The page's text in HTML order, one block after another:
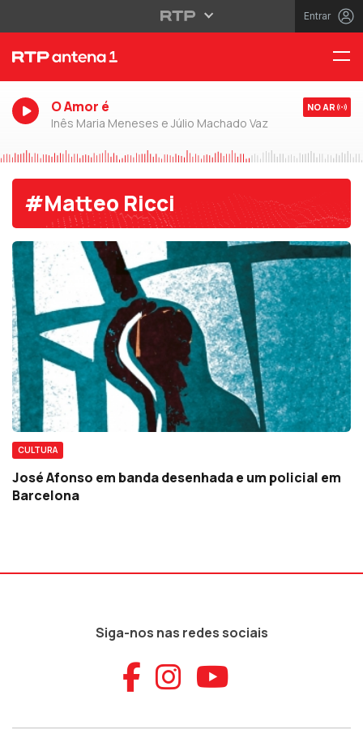
Entrar
O Amor é
Inês Maria Meneses e Júlio Machado Vaz
NO AR
#Matteo Ricci
CULTURA
José Afonso em banda desenhada e um policial em
Barcelona
Siga-nos nas redes sociais
Aceder ao
Aceder ao
Aceder